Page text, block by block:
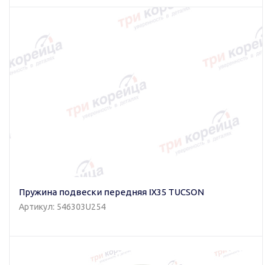
Пружина подвески передняя IX35 TUCSON
Артикул: 546303U254